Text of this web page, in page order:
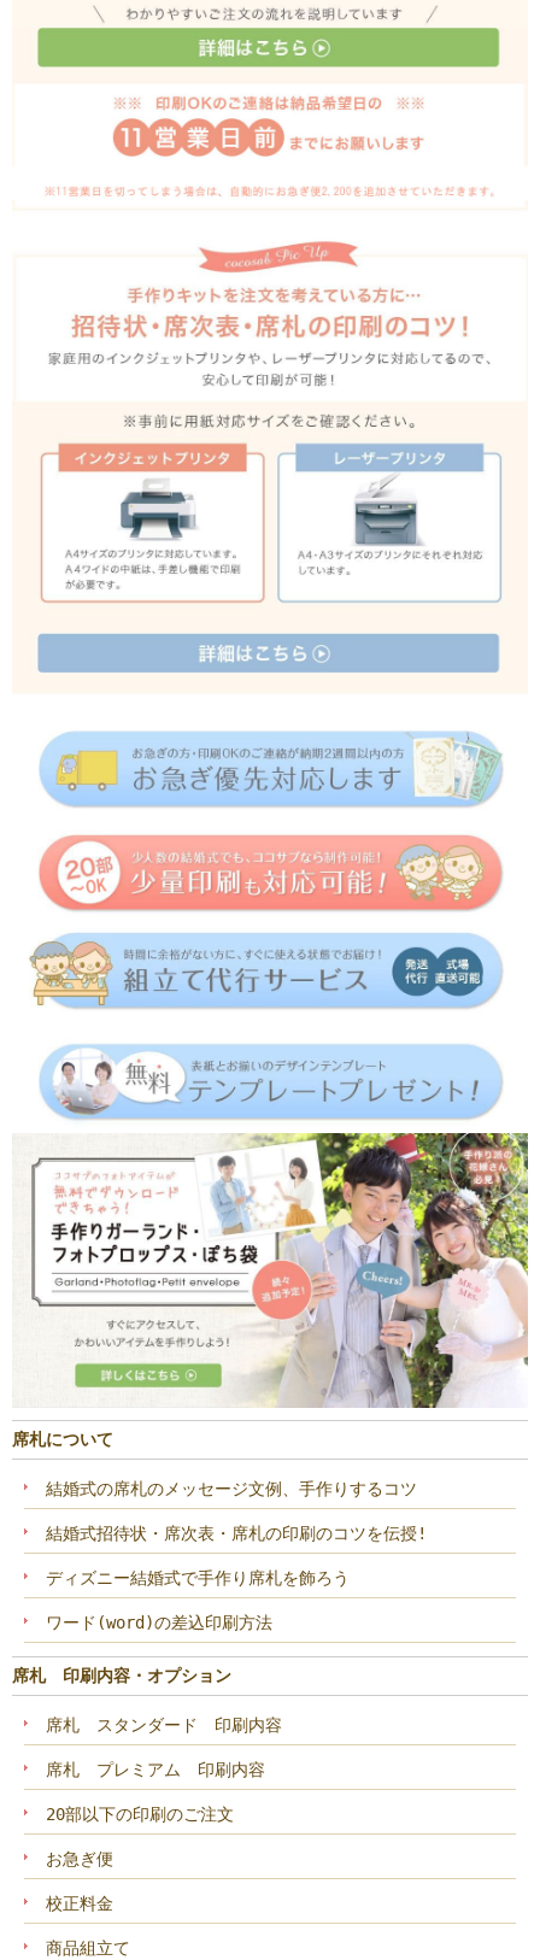
席札について
結婚式の席札のメッセージ文例、手作りするコツ
結婚式招待状・席次表・席札の印刷のコツを伝授!
ディズニー結婚式で手作り席札を飾ろう
ワード(word)の差込印刷方法
席札 印刷内容・オプション
席札 スタンダード 印刷内容
席札 プレミアム 印刷内容
20部以下の印刷のご注文
お急ぎ便
校正料金
商品組立て